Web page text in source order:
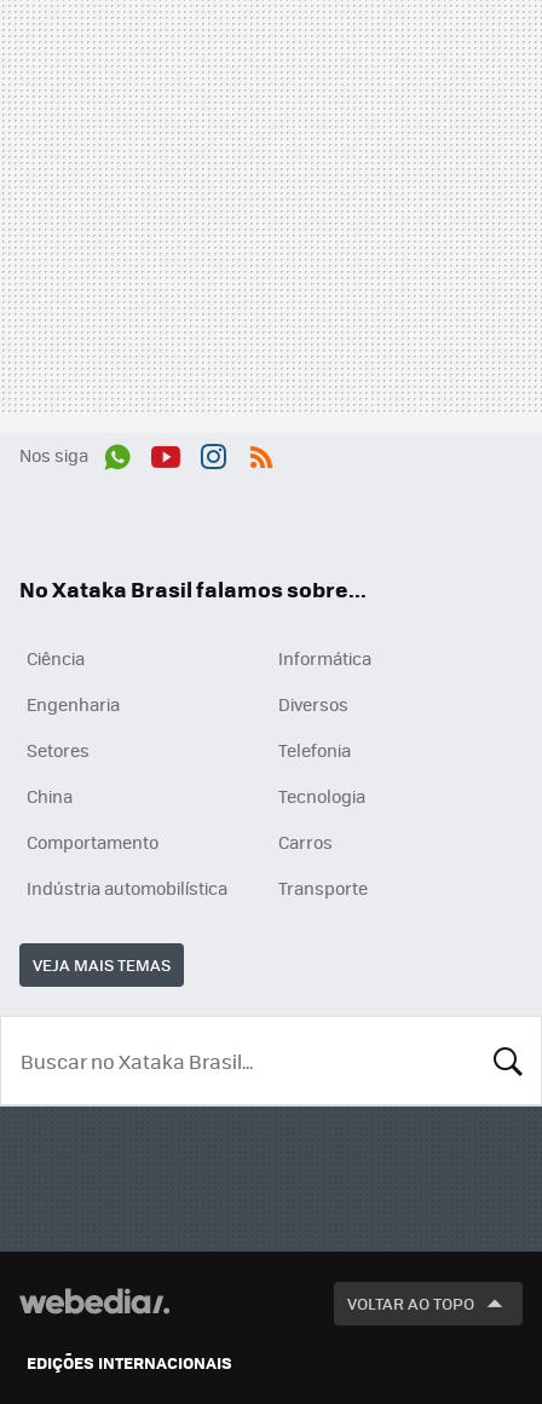
Nos siga
No Xataka Brasil falamos sobre...
Ciência
Informática
Engenharia
Diversos
Setores
Telefonia
China
Tecnologia
Comportamento
Carros
Indústria automobilística
Transporte
VEJA MAIS TEMAS
VOLTAR AO TOPO
EDIÇÕES INTERNACIONAIS